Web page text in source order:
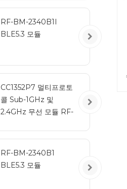
RF-BM-2340B1I
BLE5.3 모듈
CC1352P7 멀티프로토
콜 Sub-1GHz 및
2.4GHz 무선 모듈 RF-
RF-BM-2340B1
BLE5.3 모듈